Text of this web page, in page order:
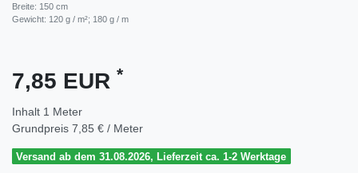
Breite: 150 cm
Gewicht: 120 g / m²; 180 g / m
7,85 EUR *
Inhalt 1 Meter
Grundpreis 7,85 € / Meter
Versand ab dem 31.08.2026, Lieferzeit ca. 1-2 Werktage